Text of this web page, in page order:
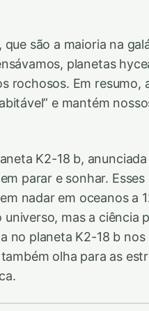
são a maioria na
planetas
rochosos. Em resumo,
e mantém
K2-18 b,
parar e sonhar.
nadar em oceanos a
universo, mas a ciência
no planeta K2-18 b nos
olha para as